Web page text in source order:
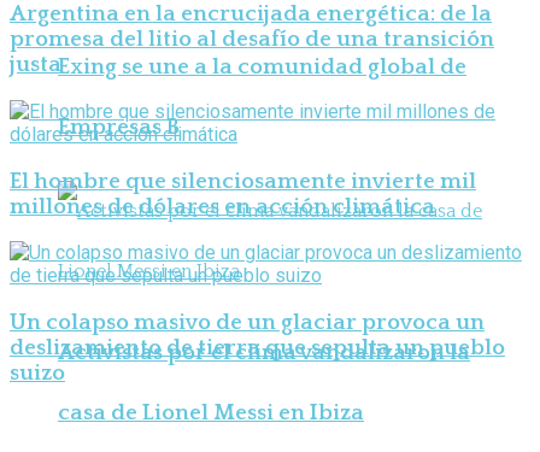
Exing se une a la comunidad global de
Empresas B
Activistas por el clima vandalizaron la
casa de Lionel Messi en Ibiza
Argentina en la encrucijada energética: de la
promesa del litio al desafío de una transición
justa
El hombre que silenciosamente invierte mil
millones de dólares en acción climática
Un colapso masivo de un glaciar provoca un
deslizamiento de tierra que sepulta un pueblo
suizo